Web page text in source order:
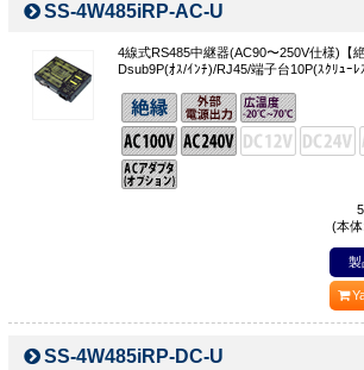
SS-4W485iRP-AC-U
4線式RS485中継器(AC90〜250V仕様)【
Dsub9P(ｵｽ/ｲﾝﾁ)/RJ45/端子台10P(ｽｸﾘｭｰﾚ
(本
製
SS-4W485iRP-DC-U